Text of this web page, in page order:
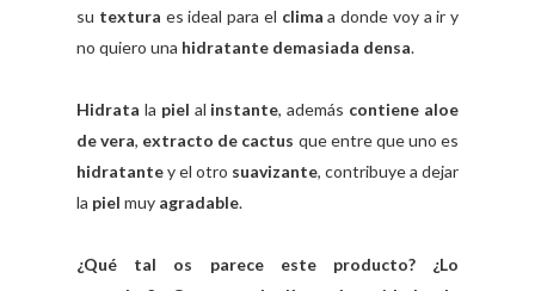
su textura es ideal para el clima a donde voy a ir y
no quiero una hidratante demasiada densa.
Hidrata la piel al instante, además contiene aloe
de vera, extracto de cactus que entre que uno es
hidratantey el otro suavizante, contribuye a dejar
la piel muy agradable.
¿Qué tal os parece este producto? ¿Lo